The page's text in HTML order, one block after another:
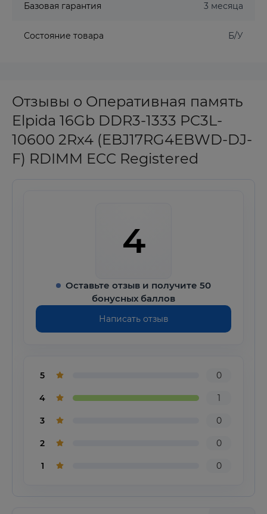
Базовая гарантия 3 месяца
Состояние товара Б/У
Отзывы о Оперативная память
Elpida 16Gb DDR3-1333 PC3L-
10600 2Rx4 (EBJ17RG4EBWD-DJ-
F) RDIMM ECC Registered
4
Оставьте отзыв и получите 50
бонусных баллов
Написать отзыв
5 0
4 1
3 0
2 0
1 0